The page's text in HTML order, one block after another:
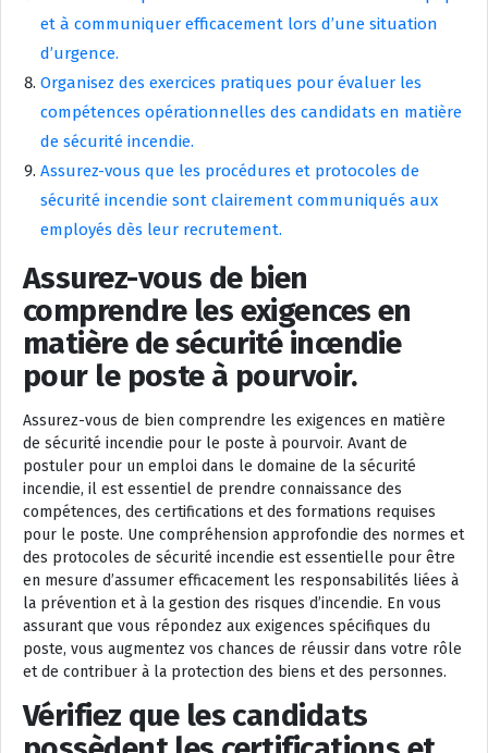
et à communiquer efficacement lors d’une situation
d’urgence.
Organisez des exercices pratiques pour évaluer les
compétences opérationnelles des candidats en matière
de sécurité incendie.
Assurez-vous que les procédures et protocoles de
sécurité incendie sont clairement communiqués aux
employés dès leur recrutement.
Assurez-vous de bien
comprendre les exigences en
matière de sécurité incendie
pour le poste à pourvoir.
Assurez-vous de bien comprendre les exigences en matière
de sécurité incendie pour le poste à pourvoir. Avant de
postuler pour un emploi dans le domaine de la sécurité
incendie, il est essentiel de prendre connaissance des
compétences, des certifications et des formations requises
pour le poste. Une compréhension approfondie des normes et
des protocoles de sécurité incendie est essentielle pour être
en mesure d’assumer efficacement les responsabilités liées à
la prévention et à la gestion des risques d’incendie. En vous
assurant que vous répondez aux exigences spécifiques du
poste, vous augmentez vos chances de réussir dans votre rôle
et de contribuer à la protection des biens et des personnes.
Vérifiez que les candidats